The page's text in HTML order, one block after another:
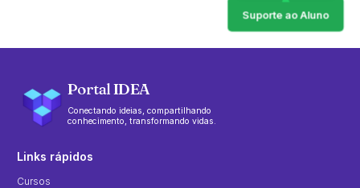
Suporte ao Aluno
Portal IDEA
Conectando ideias, compartilhando
conhecimento, transformando vidas.
Links rápidos
Cursos